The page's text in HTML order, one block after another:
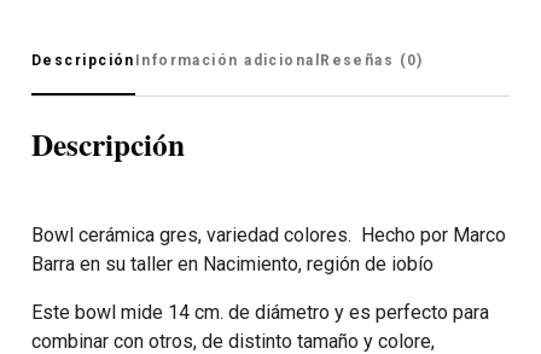
Descripción Información adicional Reseñas (0)
Descripción
Bowl cerámica gres, variedad colores. Hecho por Marco
Barra en su taller en Nacimiento, región de iobío
Este bowl mide 14 cm. de diámetro y es perfecto para
combinar con otros, de distinto tamaño y colore,